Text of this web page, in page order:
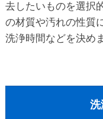
去したいものを選択
の材質や汚れの性質
洗浄時間などを決め
洗